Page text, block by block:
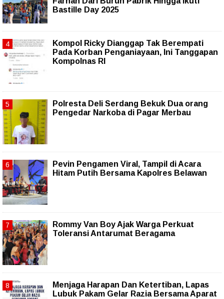
Bastille Day 2025
Kompol Ricky Dianggap Tak Berempati
Pada Korban Penganiayaan, Ini Tanggapan
Kompolnas RI
Polresta Deli Serdang Bekuk Dua orang
Pengedar Narkoba di Pagar Merbau
Pevin Pengamen Viral, Tampil di Acara
Hitam Putih Bersama Kapolres Belawan
Rommy Van Boy Ajak Warga Perkuat
Toleransi Antarumat Beragama
Menjaga Harapan Dan Ketertiban, Lapas
Lubuk Pakam Gelar Razia Bersama Aparat